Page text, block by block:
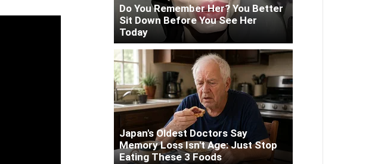
Do You Remember Her? You Better
Sit Down Before You See Her
Today
Japan's Oldest Doctors Say
Memory Loss Isn't Age: Just Stop
Eating These 3 Foods